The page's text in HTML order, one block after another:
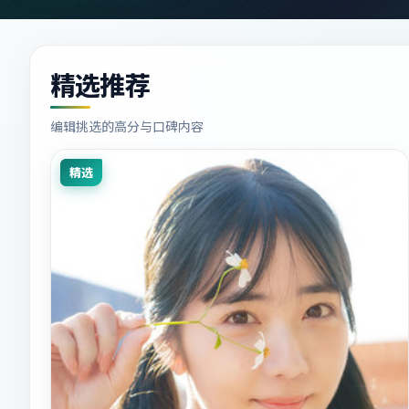
精选推荐
编辑挑选的高分与口碑内容
精选